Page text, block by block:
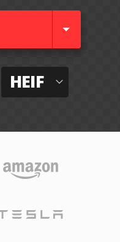
HEIF